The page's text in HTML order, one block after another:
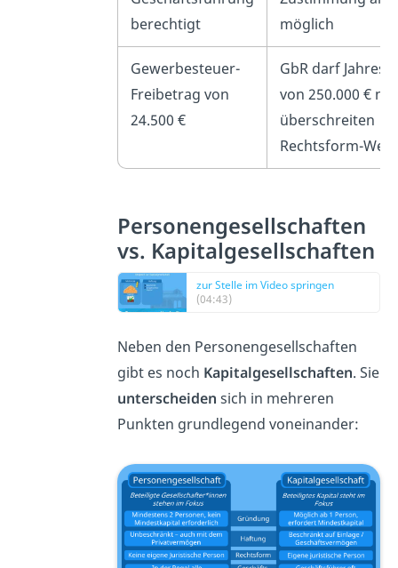
berechtigt
möglich
Gewerbesteuer-
Freibetrag von
24.500 €
GbR darf
von 250.000 €
überschreiten →
Rechtsform-
Personengesellschaften
vs. Kapitalgesellschaften
zur Stelle im Video springen
(04:43)
Neben den Personengesellschaften
gibt es noch Kapitalgesellschaften. Sie
unterscheiden sich in mehreren
Punkten grundlegend voneinander: